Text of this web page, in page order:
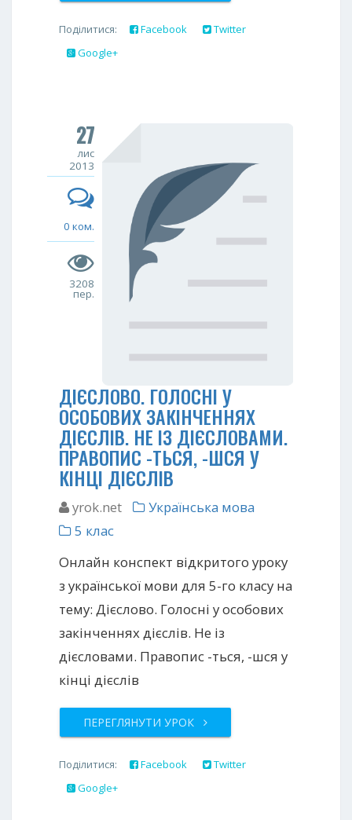
Поділитися: Facebook
Twitter
Google+
27
лис
2013
0 ком.
3208
пер.
ДІЄСЛОВО. ГОЛОСНІ У
ОСОБОВИХ ЗАКІНЧЕННЯХ
ДІЄСЛІВ. НЕ ІЗ ДІЄСЛОВАМИ.
ПРАВОПИС -ТЬСЯ, -ШСЯ У
КІНЦІ ДІЄСЛІВ
yrok.net
Українська мова
5 клас
Онлайн конспект відкритого уроку
з української мови для 5-го класу на
тему: Дієслово. Голосні у особових
закінченнях дієслів. Не із
дієсловами. Правопис -ться, -шся у
кінці дієслів
ПЕРЕГЛЯНУТИ УРОК
Поділитися: Facebook
Twitter
Google+